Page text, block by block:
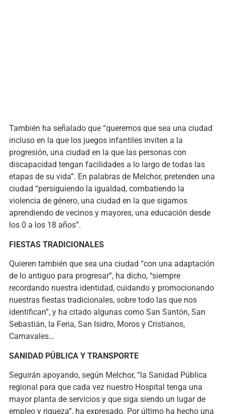
También ha señalado que “queremos que sea una ciudad
incluso en la que los juegos infantiles inviten a la
progresión, una ciudad en la que las personas con
discapacidad tengan facilidades a lo largo de todas las
etapas de su vida”. En palabras de Melchor, pretenden una
ciudad “persiguiendo la igualdad, combatiendo la
violencia de género, una ciudad en la que sigamos
aprendiendo de vecinos y mayores, una educación desde
los 0 a los 18 años”.
FIESTAS TRADICIONALES
Quieren también que sea una ciudad “con una adaptación
de lo antiguo para progresar”, ha dicho, “siempre
recordando nuestra identidad, cuidando y promocionando
nuestras fiestas tradicionales, sobre todo las que nos
identifican”, y ha citado algunas como San Santón, San
Sebastián, la Feria, San Isidro, Moros y Cristianos,
Carnavales…
SANIDAD PÚBLICA Y TRANSPORTE
Seguirán apoyando, según Melchor, “la Sanidad Pública
regional para que cada vez nuestro Hospital tenga una
mayor planta de servicios y que siga siendo un lugar de
empleo y riqueza”, ha expresado. Por último ha hecho una